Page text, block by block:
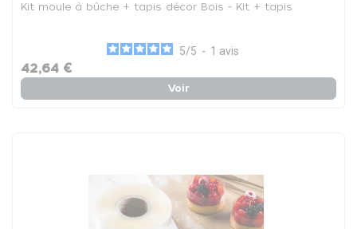
Kit moule à bûche + tapis décor Bois - Kit + tapis
5/5 - 1 avis
42,64 €
Voir